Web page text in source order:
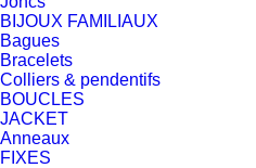
BIJOUX FAMILIAUX
Bagues
Bracelets
Colliers & pendentifs
BOUCLES
JACKET
Anneaux
FIXES